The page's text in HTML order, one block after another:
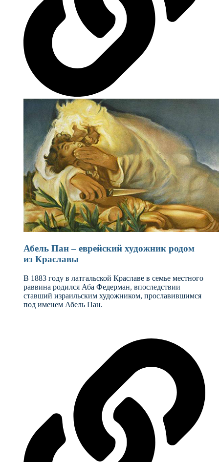
Абель Пан – еврейский художник родом
из Краславы
В 1883 году в латгальской Краславе в семье местного
раввина родился Аба Федерман, впоследствии
ставший израильским художником, прославившимся
под именем Абель Пан.